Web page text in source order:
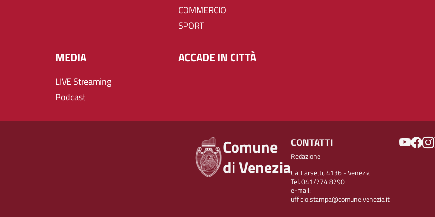
COMMERCIO
SPORT
MEDIA
LIVE Streaming
Podcast
ACCADE IN CITTÀ
Comune
di Venezia
CONTATTI
Redazione
Ca' Farsetti, 4136 - Venezia
Tel. 041/274 8290
e-mail:
ufficio.stampa@comune.venezia.it